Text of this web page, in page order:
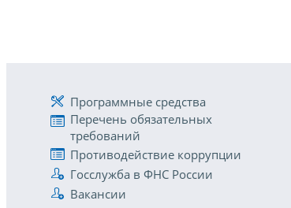
Программные средства
Перечень обязательных
требований
Противодействие коррупции
Госслужба в ФНС России
Вакансии